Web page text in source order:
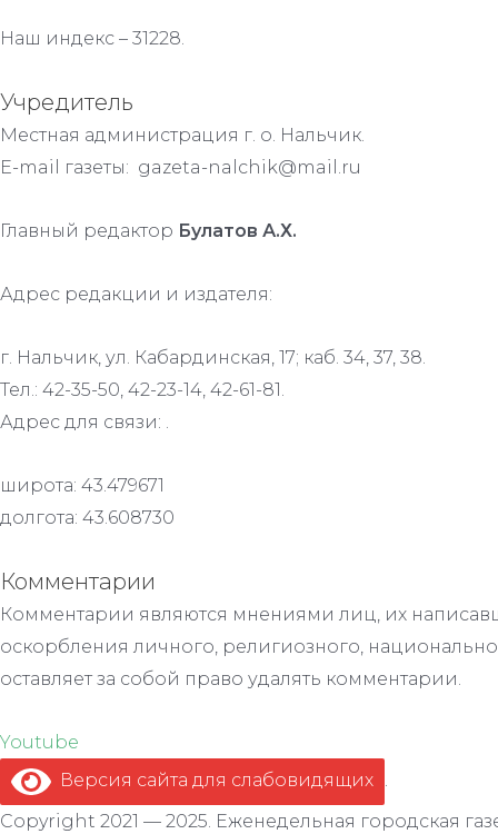
Наш индекс – 31228.
Учредитель
Местная администрация г. о. Нальчик.
E-mail газеты: gazeta-nalchik@mail.ru
Главный редактор Булатов А.Х.
Адрес редакции и издателя:
г. Нальчик, ул. Кабардинская, 17; каб. 34, 37, 38.
Тел.: 42-35-50, 42-23-14, 42-61-81.
Адрес для связи: .
широта: 43.479671
долгота: 43.608730
Комментарии
Комментарии являются мнениями лиц, их
оскорбления личного, религиозного,
оставляет за собой право удалять комментарии.
Youtube
Версия сайта для слабовидящих .
Copyright 2021 — 2025. Еженедельная городская